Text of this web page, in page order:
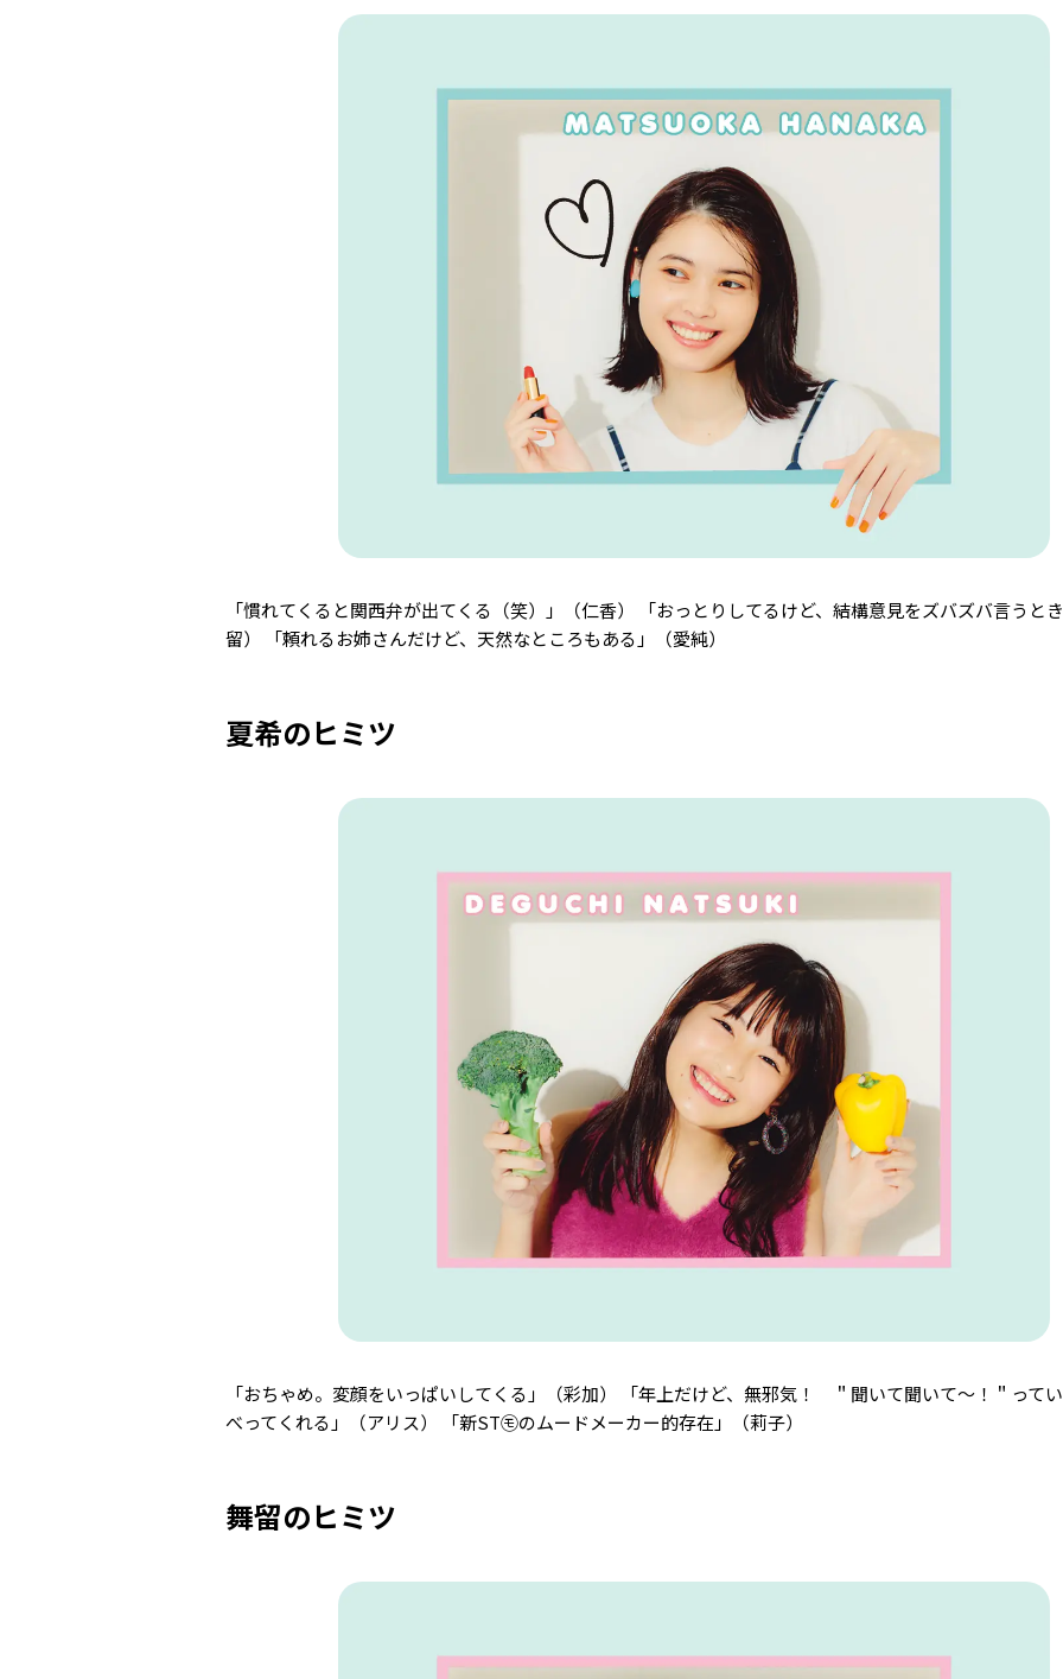
「慣れてくると関西弁が出てくる（笑）」（仁香） 「おっとりしてるけど、結構意見をズバズバ言うと
留） 「頼れるお姉さんだけど、天然なところもある」（愛純）
夏希のヒミツ
「おちゃめ。変顔をいっぱいしてくる」（彩加） 「年上だけど、無邪気！ ＂聞いて聞いて〜！＂って
べってくれる」（アリス） 「新ST㋲のムードメーカー的存在」（莉子）
舞留のヒミツ